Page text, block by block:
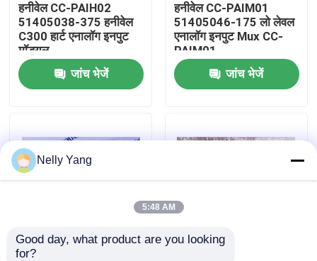
गुणवत्ता नियंत्रण
हमसे संपर्क करें
उद्धरण मांगें
धीरे से नेवादा पार्ट्स
हनीवेल CC-PAIH02
51405038-375 हनीवेल
C300 हार्ट एनालॉग इनपुट
मॉड्यूल
जांच भेजें
हनीवेल CC-PAIM01
51405046-175 लो लेवल
एनालॉग इनपुट Mux CC-
PAIM01
जांच भेजें
हनीवेल 51403519-160
Nelly Yang
5:48 AM
Good day, what product are you looking
for?